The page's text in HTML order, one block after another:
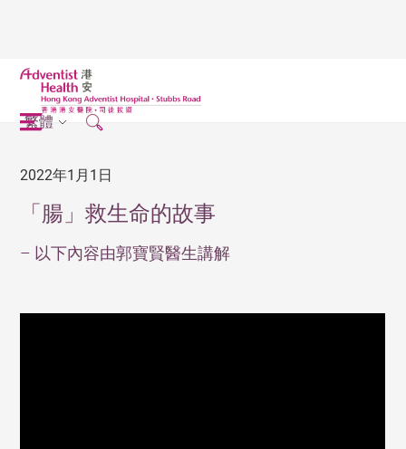
繁體
2022年1月1日
「腸」救生命的故事
– 以下內容由郭寶賢醫生講解